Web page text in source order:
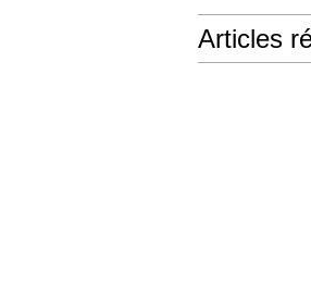
Articles